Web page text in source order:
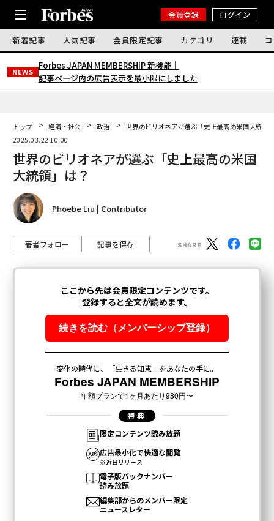
会員登録 ログイン
新着記事 人気記事 会員限定記事 カテゴリ 連載
NEWS
Forbes JAPAN MEMBERSHIP 新機能｜
記事ページ内の広告表示を最小限にしました
トップ 経済・社会 政治
世界のビリオネアが選ぶ「史上最高の米国大統領
2025.03.22 10:00
世界のビリオネアが選ぶ「史上最高の米国
大統領」は？
Phoebe Liu | Contributor
著者フォロー 記事を保存